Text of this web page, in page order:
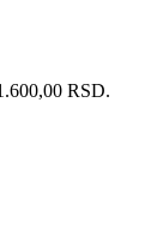
RSD.